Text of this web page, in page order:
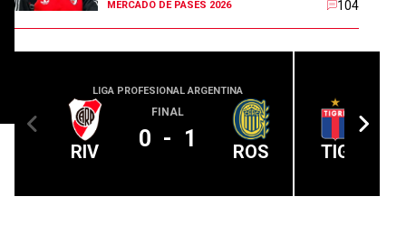
MERCADO DE PASES 2026 104
LIGA PROFESIONAL ARGENTINA
RIV
FINAL
0 - 1 ROS TIG